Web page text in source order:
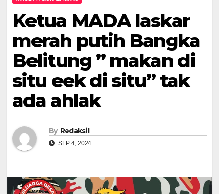
Ketua MADA laskar
merah putih Bangka
Belitung ” makan di
situ eek di situ” tak
ada ahlak
By Redaksi1
SEP 4, 2024